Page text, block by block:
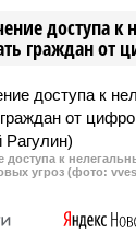
доступа к
граждан от
доступа к
угроз (фото: